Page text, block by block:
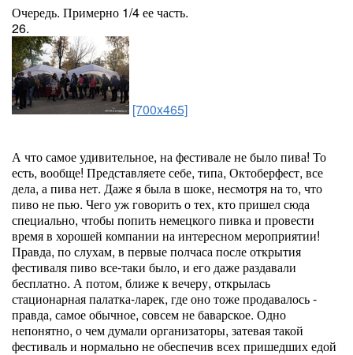
Очередь. Примерно 1/4 ее часть.
26.
[700x465]
А что самое удивительное, на фестивале не было пива! То
есть, вообще! Представляете себе, типа, Октоберфест, все
дела, а пива нет. Даже я была в шоке, несмотря на то, что
пиво не пью. Чего уж говорить о тех, кто пришел сюда
специально, чтобы попить немецкого пивка и провести
время в хорошей компании на интересном мероприятии!
Правда, по слухам, в первые полчаса после открытия
фестиваля пиво все-таки было, и его даже раздавали
бесплатно. А потом, ближе к вечеру, открылась
стационарная палатка-ларек, где оно тоже продавалось -
правда, самое обычное, совсем не баварское. Одно
непонятно, о чем думали организаторы, затевая такой
фестиваль и нормально не обеспечив всех пришедших едой